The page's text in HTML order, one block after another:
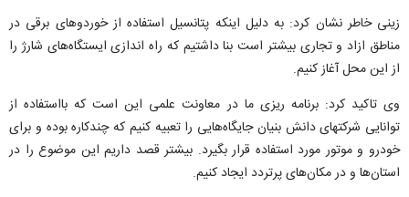
زینی خاطر نشان کرد: به دلیل اینکه پتانسیل استفاده از خوردوهای برقی در
مناطق ازاد و تجاری بیشتر است بنا داشتیم که راه اندازی ایستگاه‌های شارژ را
از این محل آغاز کنیم.
وی تاکید کرد: برنامه ریزی ما در معاونت علمی این است که بااستفاده از
توانایی شرکتهای دانش بنیان جایگاه‌هایی را تعبیه کنیم که چندکاره بوده و برای
خودرو و موتور مورد استفاده قرار بگیرد. بیشتر قصد داریم این موضوع را در
استان‌ها و در مکان‌های پرتردد ایجاد کنیم.